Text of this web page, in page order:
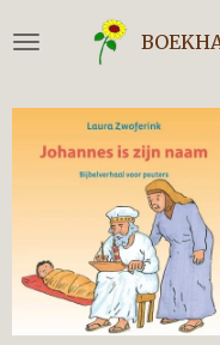
direct
de